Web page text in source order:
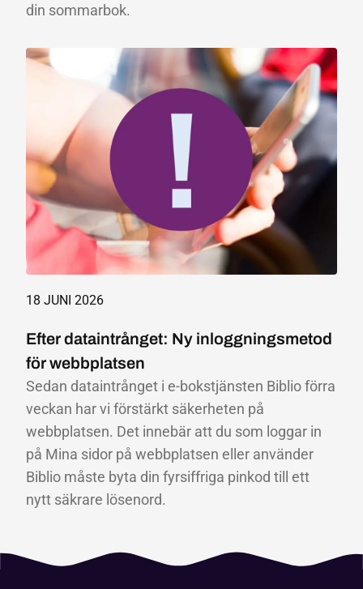
din sommarbok.
18 JUNI 2026
Efter dataintrånget: Ny inloggningsmetod
för webbplatsen
Sedan dataintrånget i e-bokstjänsten Biblio förra
veckan har vi förstärkt säkerheten på
webbplatsen. Det innebär att du som loggar in
på Mina sidor på webbplatsen eller använder
Biblio måste byta din fyrsiffriga pinkod till ett
nytt säkrare lösenord.